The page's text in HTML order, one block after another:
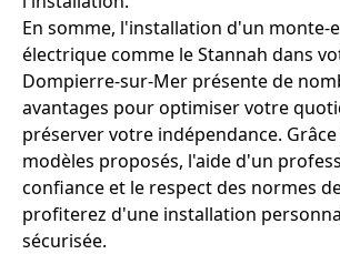
En somme, l'installation d'un monte-
électrique comme le Stannah dans
Dompierre-sur-Mer présente de
avantages pour optimiser votre
préserver votre indépendance.
modèles proposés, l'aide d'un
confiance et le respect des normes
profiterez d'une installation
sécurisée.